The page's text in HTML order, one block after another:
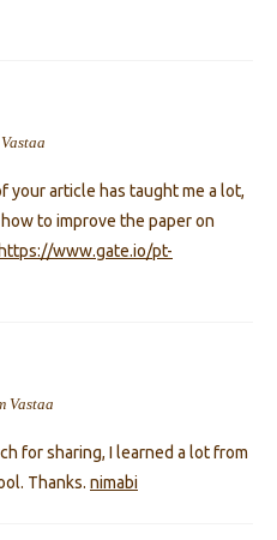
Vastaa
your article has taught me a lot,
to improve the paper on
www.gate.io/pt-
Vastaa
for sharing, I learned a lot from
Thanks. nimabi